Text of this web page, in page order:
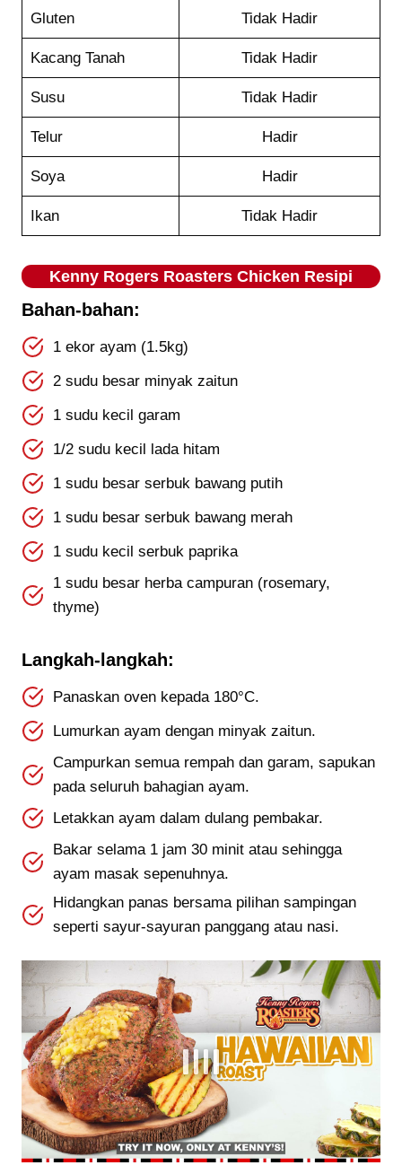
Gluten Tidak Hadir
Kacang Tanah Tidak Hadir
Susu Tidak Hadir
Telur Hadir
Soya Hadir
Ikan Tidak Hadir
Kenny Rogers Roasters Chicken Resipi
Bahan-bahan:
1 ekor ayam (1.5kg)
2 sudu besar minyak zaitun
1 sudu kecil garam
1/2 sudu kecil lada hitam
1 sudu besar serbuk bawang putih
1 sudu besar serbuk bawang merah
1 sudu kecil serbuk paprika
1 sudu besar herba campuran (rosemary,
thyme)
Langkah-langkah:
Panaskan oven kepada 180°C.
Lumurkan ayam dengan minyak zaitun.
Campurkan semua rempah dan garam, sapukan
pada seluruh bahagian ayam.
Letakkan ayam dalam dulang pembakar.
Bakar selama 1 jam 30 minit atau sehingga
ayam masak sepenuhnya.
Hidangkan panas bersama pilihan sampingan
seperti sayur-sayuran panggang atau nasi.